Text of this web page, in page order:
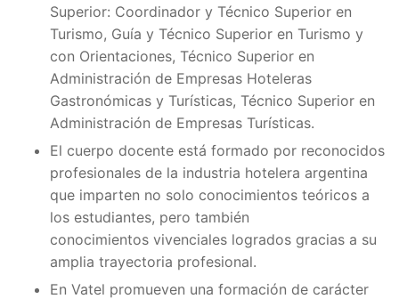
Superior: Coordinador y Técnico Superior en
Turismo, Guía y Técnico Superior en Turismo y
con Orientaciones, Técnico Superior en
Administración de Empresas Hoteleras
Gastronómicas y Turísticas, Técnico Superior en
Administración de Empresas Turísticas.
El cuerpo docente está formado por reconocidos
profesionales de la industria hotelera argentina
que imparten no solo conocimientos teóricos a
los estudiantes, pero también
conocimientos vivenciales logrados gracias a su
amplia trayectoria profesional.
En Vatel promueven una formación de carácter